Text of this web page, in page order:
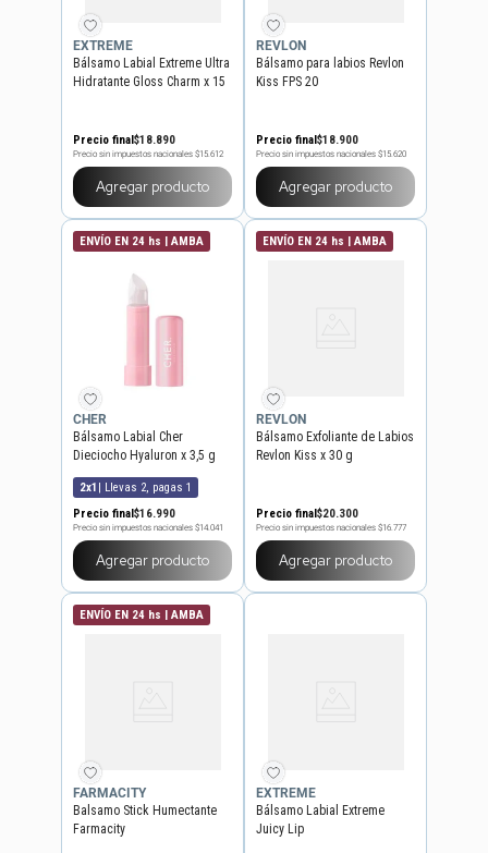
EXTREME
Bálsamo Labial Extreme Ultra
Hidratante Gloss Charm x 15
Precio final$18.890
Precio sin impuestos nacionales $15.612
Agregar producto
REVLON
Bálsamo para labios Revlon
Kiss FPS 20
Precio final$18.900
Precio sin impuestos nacionales $15.620
Agregar producto
ENVÍO EN 24 hs | AMBA
CHER
Bálsamo Labial Cher
Dieciocho Hyaluron x 3,5 g
2x1 | Llevas 2, pagas 1
Precio final$16.990
Precio sin impuestos nacionales $14.041
Agregar producto
ENVÍO EN 24 hs | AMBA
REVLON
Bálsamo Exfoliante de Labios
Revlon Kiss x 30 g
Precio final$20.300
Precio sin impuestos nacionales $16.777
Agregar producto
ENVÍO EN 24 hs | AMBA
FARMACITY
Balsamo Stick Humectante
Farmacity
EXTREME
Bálsamo Labial Extreme
Juicy Lip